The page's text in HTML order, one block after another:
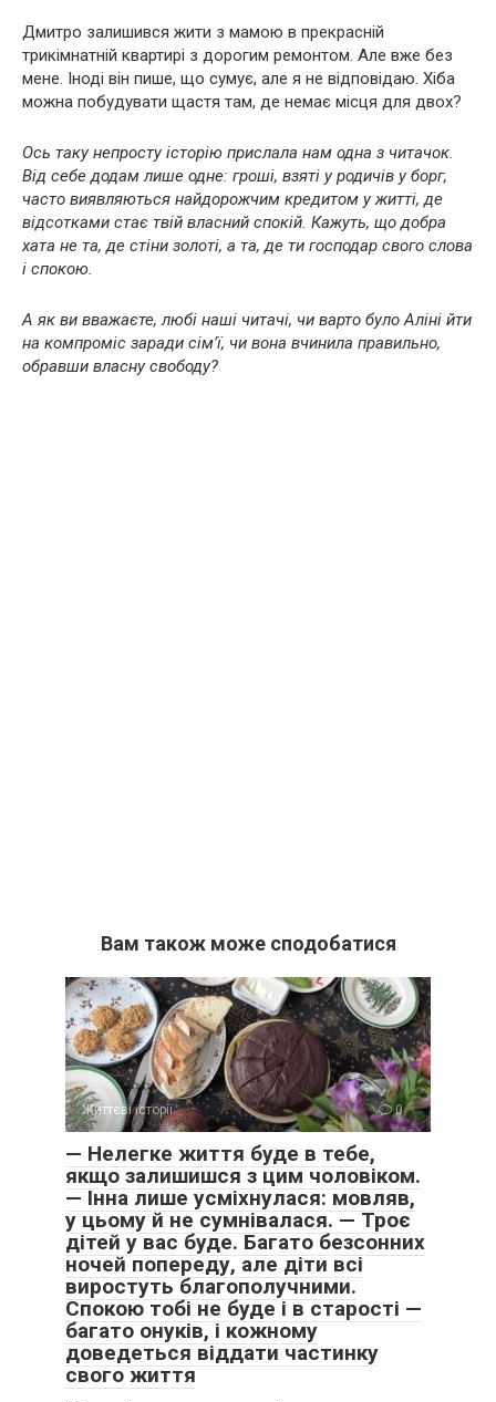
Дмитро залишився жити з мамою в прекрасній
трикімнатній квартирі з дорогим ремонтом. Але вже без
мене. Іноді він пише, що сумує, але я не відповідаю. Хіба
можна побудувати щастя там, де немає місця для двох?
Ось таку непросту історію прислала нам одна з читачок.
Від себе додам лише одне: гроші, взяті у родичів у борг,
часто виявляються найдорожчим кредитом у житті, де
відсотками стає твій власний спокій. Кажуть, що добра
хата не та, де стіни золоті, а та, де ти господар свого слова
і спокою.
А як ви вважаєте, любі наші читачі, чи варто було Аліні йти
на компроміс заради сім’ї, чи вона вчинила правильно,
обравши власну свободу?
Вам також може сподобатися
Життєві історії 0
— Нелегке життя буде в тебе,
якщо залишишся з цим чоловіком.
— Інна лише усміхнулася: мовляв,
у цьому й не сумнівалася. — Троє
дітей у вас буде. Багато безсонних
ночей попереду, але діти всі
виростуть благополучними.
Спокою тобі не буде і в старості —
багато онуків, і кожному
доведеться віддати частинку
свого життя